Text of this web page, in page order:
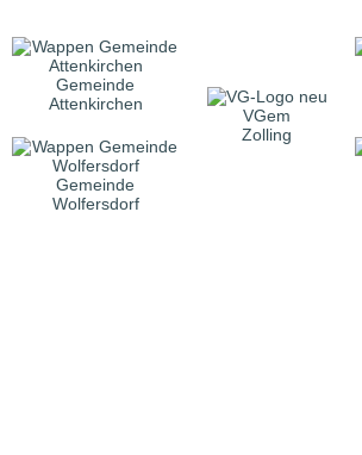
Gemeinde
Attenkirchen
VGem
Zolling
Gemeinde
Wolfersdorf